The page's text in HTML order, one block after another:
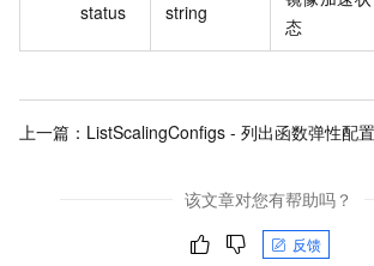
status string
态
上一篇： ListScalingConfigs - 列出函数弹性配置
该文章对您有帮助吗？
反馈